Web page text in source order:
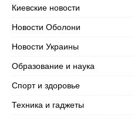
Киевские новости
Новости Оболони
Новости Украины
Образование и наука
Спорт и здоровье
Техника и гаджеты